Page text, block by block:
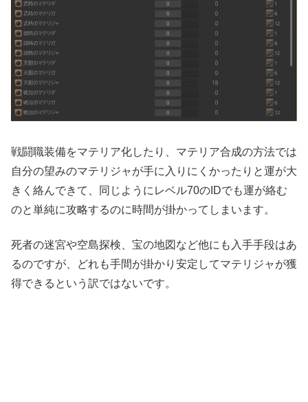
戦闘職装備をマテリア化したり、マテリア合成の方法では
自分の望みのマテリジャが手に入りにくかったりと運が大
きく絡んできて、同じようにレベル70のIDでも運が絡む
のと単純に攻略するのに時間が掛かってしまいます。
死者の迷宮や空島探検、宝の地図など他にも入手手段はあ
るのですが、どれも手間が掛かり安定してマテリジャが獲
得できるという訳ではないです。